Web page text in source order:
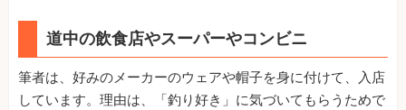
道中の飲食店やスーパーやコンビニ
筆者は、好みのメーカーのウェアや帽子を身に付けて、入店
しています。理由は、「釣り好き」に気づいてもらうためで